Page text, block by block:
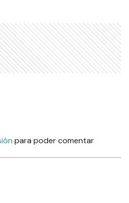
para poder comentar